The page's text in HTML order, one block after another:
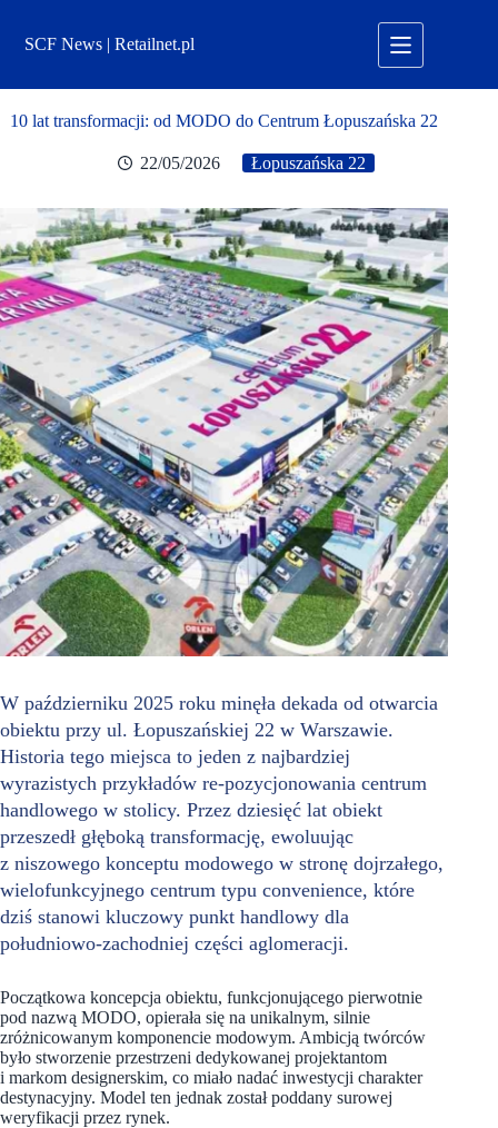
treściSCF News | Retailnet.pl
10 lat transformacji: od MODO do Centrum Łopuszańska 22
22/05/2026 Łopuszańska 22
W październiku 2025 roku minęła dekada od otwarcia
obiektu przy ul. Łopuszańskiej 22 w Warszawie.
Historia tego miejsca to jeden z najbardziej
wyrazistych przykładów re-pozycjonowania centrum
handlowego w stolicy. Przez dziesięć lat obiekt
przeszedł głęboką transformację, ewoluując
z niszowego konceptu modowego w stronę dojrzałego,
wielofunkcyjnego centrum typu convenience, które
dziś stanowi kluczowy punkt handlowy dla
południowo-zachodniej części aglomeracji.
Początkowa koncepcja obiektu, funkcjonującego pierwotnie
pod nazwą MODO, opierała się na unikalnym, silnie
zróżnicowanym komponencie modowym. Ambicją twórców
było stworzenie przestrzeni dedykowanej projektantom
i markom designerskim, co miało nadać inwestycji charakter
destynacyjny. Model ten jednak został poddany surowej
weryfikacji przez rynek.